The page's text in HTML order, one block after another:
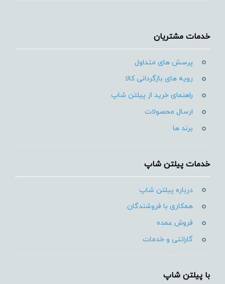
خدمات مشتریان
پرسش های متداول
رویه های بازگردانی کالا
راهنمای خرید از پیلتن شاپ
ارسال محصولات
برند ها
خدمات پیلتن شاپ
درباره پیلتن شاپ
همکاری با فروشندگان
فروش عمده
گارانتی و خدمات
با پیلتن شاپ